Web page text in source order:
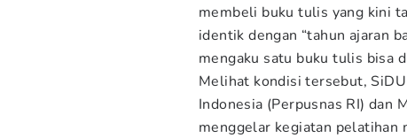
membeli buku tulis yang kini
identik dengan “tahun ajaran
mengaku satu buku tulis bisa
Melihat kondisi tersebut,
Indonesia (Perpusnas RI) dan
menggelar kegiatan pelatihan